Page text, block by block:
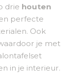
drie houten
perfecte
Ook
je met
in je interieur.